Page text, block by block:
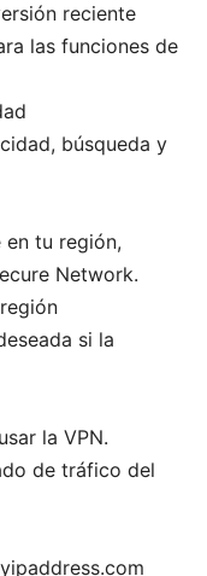
reciente
las funciones de
búsqueda y
tu región,
Network.
si la
la VPN.
de tráfico del